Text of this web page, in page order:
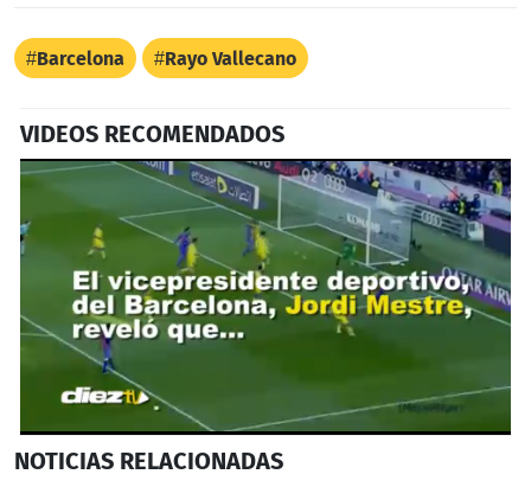
Barcelona Rayo Vallecano
VIDEOS RECOMENDADOS
seconds
NOTICIAS RELACIONADAS